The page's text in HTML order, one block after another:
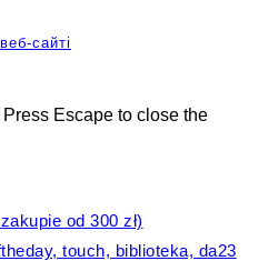
сайті
Press Escape to close the
od 300 zł)
touch, biblioteka, da23